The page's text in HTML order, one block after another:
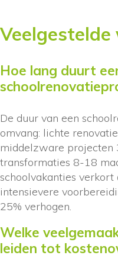
Veelgestelde
Hoe lang duurt
De duur van een
omvang: lichte
middelzware projecten
transformaties 8-18
schoolvakanties
intensievere
25% verhogen.
Welke
leiden tot